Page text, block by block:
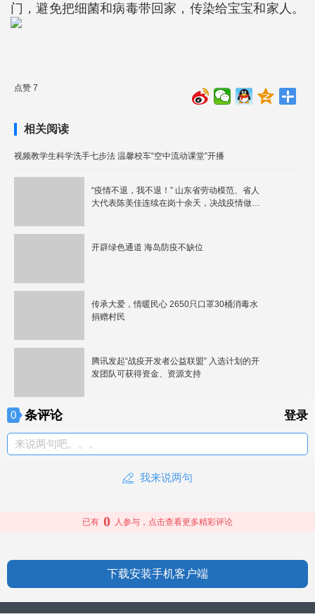
门，避免把细菌和病毒带回家，传染给宝宝和家人。
点赞 7
相关阅读
视频教学生科学洗手七步法 温馨校车“空中流动课堂”开播
“疫情不退，我不退！” 山东省劳动模范、省人
大代表陈美佳连续在岗十余天，决战疫情做先
开辟绿色通道 海岛防疫不缺位
传承大爱，情暖民心 2650只口罩30桶消毒水
捐赠村民
腾讯发起“战疫开发者公益联盟” 入选计划的开
发团队可获得资金、资源支持
0 条评论 登录
来说两句吧。。。
我来说两句
已有 0 人参与，点击查看更多精彩评论
下载安装手机客户端